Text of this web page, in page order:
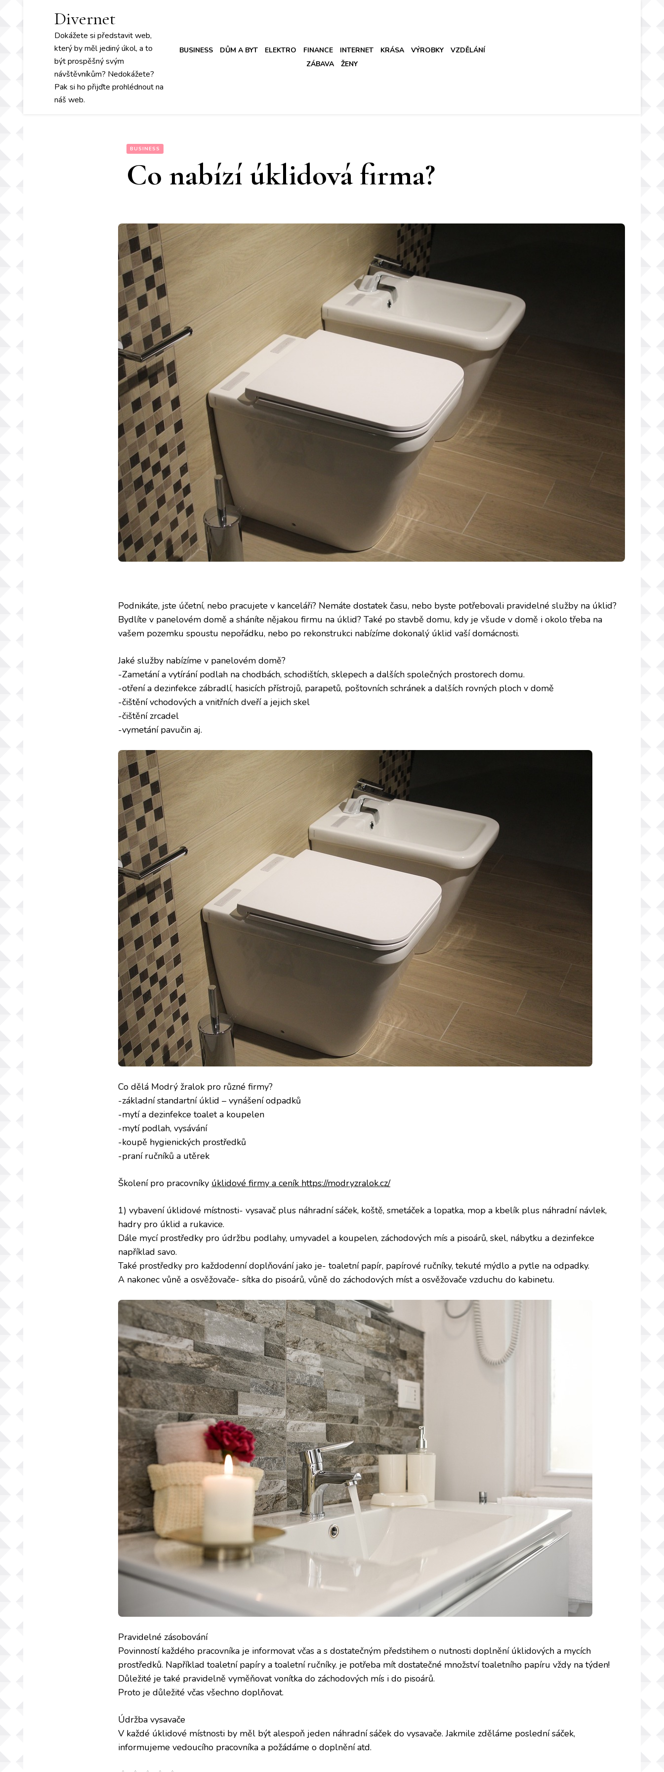
Divernet
Dokážete si představit web,
který by měl jediný úkol, a to
být prospěšný svým
návštěvníkům? Nedokážete?
Pak si ho přijďte prohlédnout na
náš web.
BUSINESS DŮM A BYT ELEKTRO FINANCE INTERNET KRÁSA VÝROBKY
VZDĚLÁNÍ
ZÁBAVA
ŽENY
BUSINESS
Co nabízí úklidová firma?
Podnikáte, jste účetní, nebo pracujete v kanceláři? Nemáte dostatek času, nebo byste potřebovali pravidelné služby na úklid?
Bydlíte v panelovém domě a sháníte nějakou firmu na úklid? Také po stavbě domu, kdy je všude v domě i okolo třeba na
vašem pozemku spoustu nepořádku, nebo po rekonstrukci nabízíme dokonalý úklid vaší domácnosti.
Jaké služby nabízíme v panelovém domě?
-Zametání a vytírání podlah na chodbách, schodištích, sklepech a dalších společných prostorech domu.
-otření a dezinfekce zábradlí, hasicích přístrojů, parapetů, poštovních schránek a dalších rovných ploch v domě
-čištění vchodových a vnitřních dveří a jejich skel
-čištění zrcadel
-vymetání pavučin aj.
Co dělá Modrý žralok pro různé firmy?
-základní standartní úklid – vynášení odpadků
-mytí a dezinfekce toalet a koupelen
-mytí podlah, vysávání
-koupě hygienických prostředků
-praní ručníků a utěrek
Školení pro pracovníky úklidové firmy a ceník https://modryzralok.cz/
1) vybavení úklidové místnosti- vysavač plus náhradní sáček, koště, smetáček a lopatka, mop a kbelík plus náhradní návlek,
hadry pro úklid a rukavice.
Dále mycí prostředky pro údržbu podlahy, umyvadel a koupelen, záchodových mís a pisoárů, skel, nábytku a dezinfekce
například savo.
Také prostředky pro každodenní doplňování jako je- toaletní papír, papírové ručníky, tekuté mýdlo a pytle na odpadky.
A nakonec vůně a osvěžovače- sítka do pisoárů, vůně do záchodových míst a osvěžovače vzduchu do kabinetu.
Pravidelné zásobování
Povinností každého pracovníka je informovat včas a s dostatečným předstihem o nutnosti doplnění úklidových a mycích
prostředků. Například toaletní papíry a toaletní ručníky. je potřeba mít dostatečné množství toaletního papíru vždy na týden!
Důležité je také pravidelně vyměňovat vonítka do záchodových mís i do pisoárů.
Proto je důležité včas všechno doplňovat.
Údržba vysavače
V každé úklidové místnosti by měl být alespoň jeden náhradní sáček do vysavače. Jakmile zděláme poslední sáček,
informujeme vedoucího pracovníka a požádáme o doplnění atd.